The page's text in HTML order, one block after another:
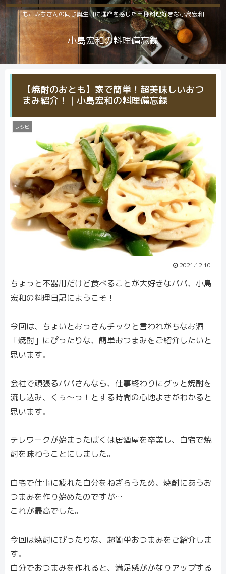
もこみちさんの同じ誕生日に運命を感じた自称料理好きな小島宏和
小島宏和の料理備忘録
【焼酎のおとも】家で簡単！超美味しいおつ
まみ紹介！｜小島宏和の料理備忘録
レシピ
2021.12.10
ちょっと不器用だけど食べることが大好きなパパ、小島
宏和の料理日記にようこそ！
今回は、ちょいとおっさんチックと言われがちなお酒
「焼酎」にぴったりな、簡単おつまみをご紹介したいと
思います。
会社で頑張るパパさんなら、仕事終わりにグッと焼酎を
流し込み、くぅ〜っ！とする時間の心地よさがわかると
思います。
テレワークが始まったぼくは居酒屋を卒業し、自宅で焼
酎を味わうことにしました。
自宅で仕事に疲れた自分をねぎらうため、焼酎にあうお
つまみを作り始めたのですが…
これが最高でした。
今回は焼酎にぴったりな、超簡単おつまみをご紹介しま
す。
自分でおつまみを作れると、満足感がかなりアップする